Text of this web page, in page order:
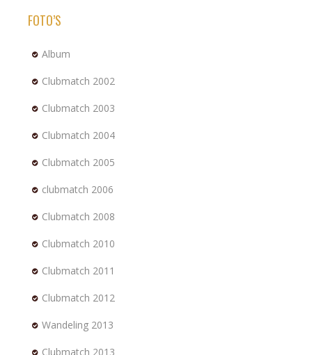
FOTO’S
Album
Clubmatch 2002
Clubmatch 2003
Clubmatch 2004
Clubmatch 2005
clubmatch 2006
Clubmatch 2008
Clubmatch 2010
Clubmatch 2011
Clubmatch 2012
Wandeling 2013
Clubmatch 2013